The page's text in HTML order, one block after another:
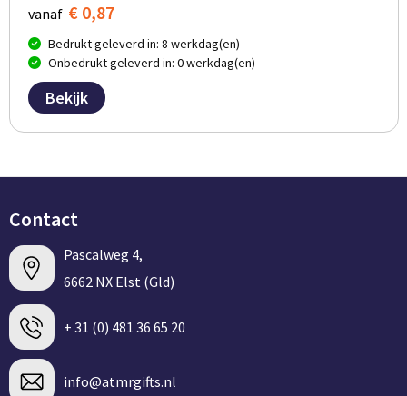
vanaf € 0,87
Bedrukt geleverd in: 8 werkdag(en)
Onbedrukt geleverd in: 0 werkdag(en)
Bekijk
Contact
Pascalweg 4,
6662 NX Elst (Gld)
+ 31 (0) 481 36 65 20
info@atmrgifts.nl